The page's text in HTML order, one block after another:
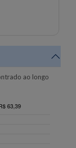
ao longo